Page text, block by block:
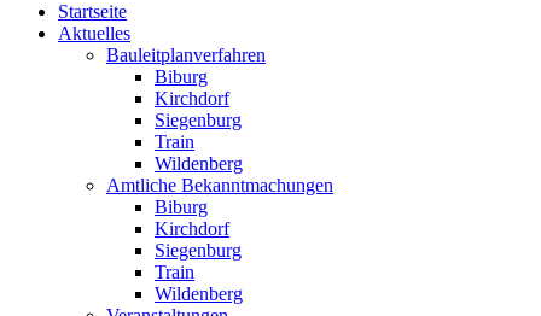
Startseite
Aktuelles
Bauleitplanverfahren
Biburg
Kirchdorf
Siegenburg
Train
Wildenberg
Amtliche Bekanntmachungen
Biburg
Kirchdorf
Siegenburg
Train
Wildenberg